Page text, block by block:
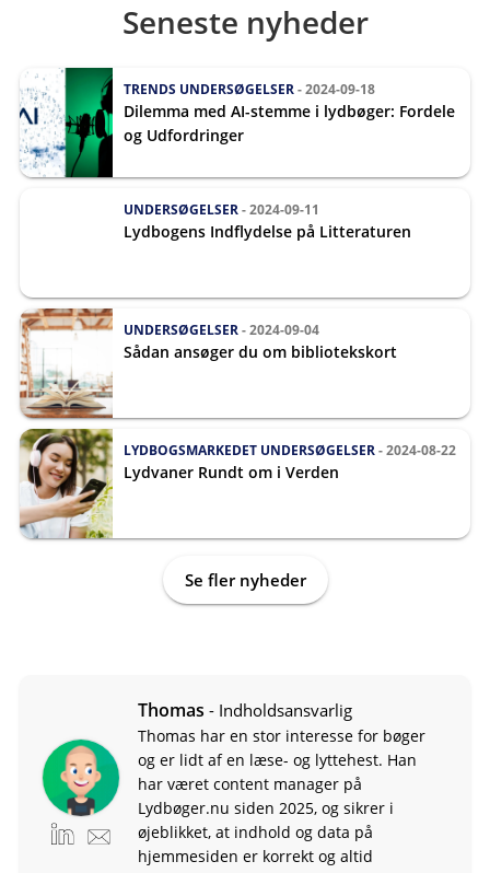
Seneste nyheder
TRENDS UNDERSØGELSER- 2024-09-18
Dilemma med AI-stemme i lydbøger: Fordele
og Udfordringer
UNDERSØGELSER- 2024-09-11
Lydbogens Indflydelse på Litteraturen
UNDERSØGELSER- 2024-09-04
Sådan ansøger du om bibliotekskort
LYDBOGSMARKEDET UNDERSØGELSER- 2024-08-22
Lydvaner Rundt om i Verden
Se fler nyheder
Thomas - Indholdsansvarlig
Thomas har en stor interesse for bøger
og er lidt af en læse- og lyttehest. Han
har været content manager på
Lydbøger.nu siden 2025, og sikrer i
øjeblikket, at indhold og data på
hjemmesiden er korrekt og altid